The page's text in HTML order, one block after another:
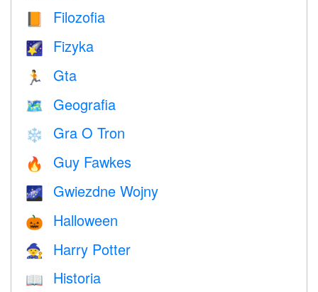
📙 Filozofia
🌠 Fizyka
🏃 Gta
🗺 Geografia
❄️ Gra O Tron
🔥 Guy Fawkes
🌌 Gwiezdne Wojny
🎃 Halloween
🧙 Harry Potter
📖 Historia